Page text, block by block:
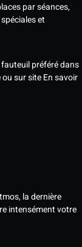
par séances,
et
préféré dans
ou sur siteEn savoir
la dernière
intensément votre